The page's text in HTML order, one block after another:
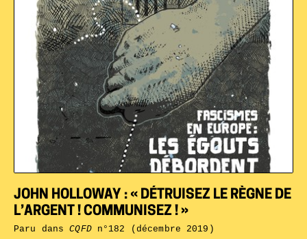
JOHN HOLLOWAY : « DÉTRUISEZ LE RÈGNE DE
L’ARGENT ! COMMUNISEZ ! »
Paru dansCQFDn°182 (décembre 2019)